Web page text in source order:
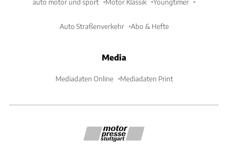
Auto Straßenverkehr Abo & Hefte
Media
Mediadaten Online Mediadaten Print